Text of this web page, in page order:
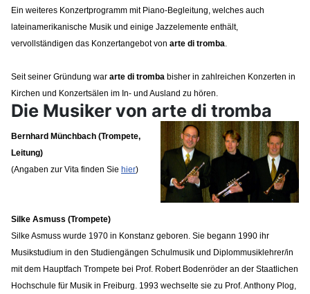
Ein weiteres Konzertprogramm mit Piano-Begleitung, welches auch
lateinamerikanische Musik und einige Jazzelemente enthält,
vervollständigen das Konzertangebot von arte di tromba.
Seit seiner Gründung war arte di tromba bisher in zahlreichen Konzerten in
Kirchen und Konzertsälen im In- und Ausland zu hören.
Die Musiker von arte di tromba
Bernhard Münchbach (Trompete,
Leitung)
(Angaben zur Vita finden Sie hier)
Silke Asmuss (Trompete)
Silke Asmuss wurde 1970 in Konstanz geboren. Sie begann 1990 ihr
Musikstudium in den Studiengängen Schulmusik und Diplommusiklehrer/in
mit dem Hauptfach Trompete bei Prof. Robert Bodenröder an der Staatlichen
Hochschule für Musik in Freiburg. 1993 wechselte sie zu Prof. Anthony Plog,